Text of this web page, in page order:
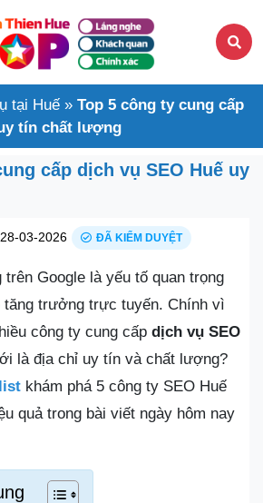
tại Huế » Top 5 công ty cung cấp
tín chất lượng
cấp dịch vụ SEO Huế uy
03-2026 ĐÃ KIỂM DUYỆT
Google là yếu tố quan trọng
tăng trưởng trực tuyến. Chính vì
công ty cung cấp dịch vụ SEO
là địa chỉ uy tín và chất lượng?
khám phá 5 công ty SEO Huế
quả trong bài viết ngày hôm nay